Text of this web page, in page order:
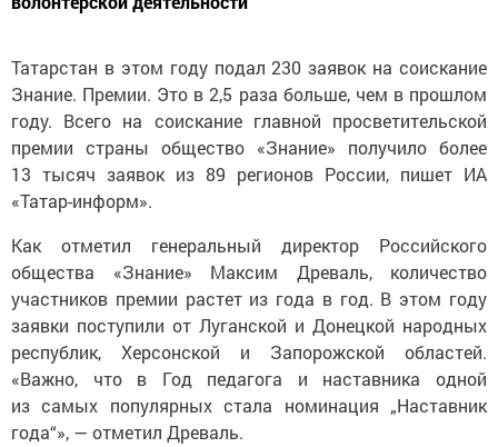
Татарстан в этом году подал 230 заявок на соискание
Знание. Премии. Это в 2,5 раза больше, чем в прошлом
году. Всего на соискание главной просветительской
премии страны общество «Знание» получило более
13 тысяч заявок из 89 регионов России, пишет ИА
«Татар-информ».
Как отметил генеральный директор Российского
общества «Знание» Максим Древаль, количество
участников премии растет из года в год. В этом году
заявки поступили от Луганской и Донецкой народных
республик, Херсонской и Запорожской областей.
«Важно, что в Год педагога и наставника одной
из самых популярных стала номинация „Наставник
года“», — отметил Древаль.